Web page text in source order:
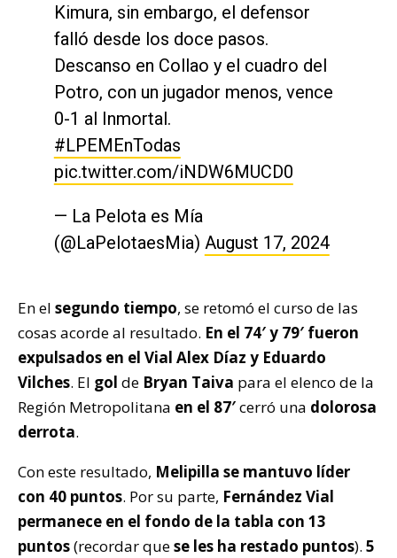
Kimura, sin embargo, el defensor
falló desde los doce pasos.
Descanso en Collao y el cuadro del
Potro, con un jugador menos, vence
0-1 al Inmortal.
#LPEMEnTodas
pic.twitter.com/iNDW6MUCD0
— La Pelota es Mía
(@LaPelotaesMia) August 17, 2024
En el segundo tiempo, se retomó el curso de las
cosas acorde al resultado. En el 74′ y 79′ fueron
expulsados en el Vial Alex Díaz y Eduardo
Vilches. El gol de Bryan Taiva para el elenco de la
Región Metropolitana en el 87′cerró una dolorosa
derrota.
Con este resultado, Melipilla se mantuvo líder
con 40 puntos. Por su parte, Fernández Vial
permanece en el fondo de la tabla con 13
puntos(recordar quese les ha restado puntos). 5